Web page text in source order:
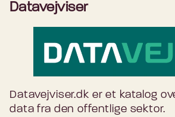
Datavejviser
Datavejviser.dk er et katalog
data fra den offentlige sektor.